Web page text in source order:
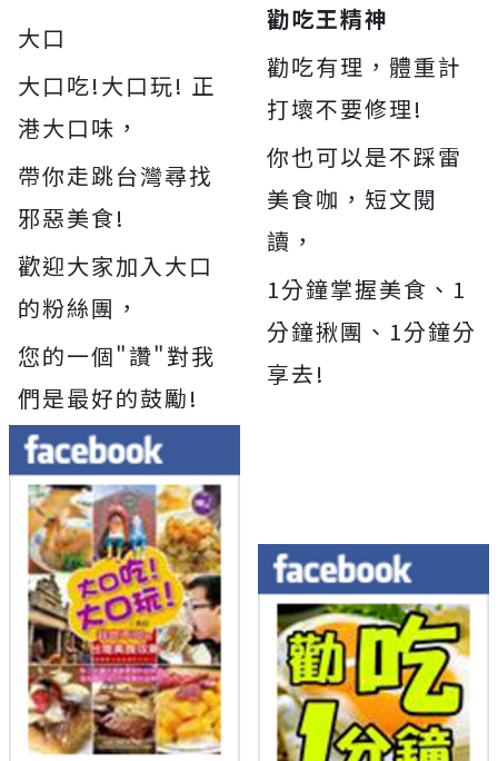
大口
大口吃!大口玩! 正
港大口味，
帶你走跳台灣尋找
邪惡美食!
歡迎大家加入大口
的粉絲團，
您的一個"讚"對我
們是最好的鼓勵!
勸吃王精神
勸吃有理，體重計
打壞不要修理!
你也可以是不踩雷
美食咖，短文閱
讀，
1分鐘掌握美食、1
分鐘揪團、1分鐘分
享去!